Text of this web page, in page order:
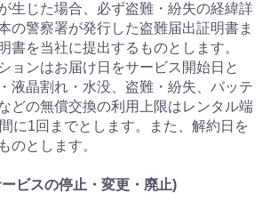
生じた場合、必ず盗難・紛失の経緯詳
の警察署が発行した盗難届出証明書ま
書を当社に提出するものとします。
ョンはお届け日をサービス開始日と
液晶割れ・水没、盗難・紛失、バッテ
どの無償交換の利用上限はレンタル端
に1回までとします。また、解約日を
のとします。
ビスの停止・変更・廃止)